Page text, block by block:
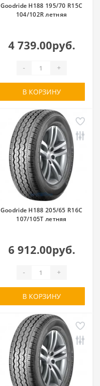
Goodride H188 195/70 R15C
104/102R летняя
4 739.00руб.
- +
В КОРЗИНУ
Goodride H188 205/65 R16C
107/105T летняя
6 912.00руб.
- +
В КОРЗИНУ